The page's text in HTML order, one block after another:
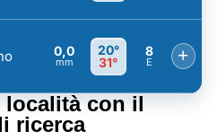
0,0
mm
20°
31°
8
E +
località con il
ricerca